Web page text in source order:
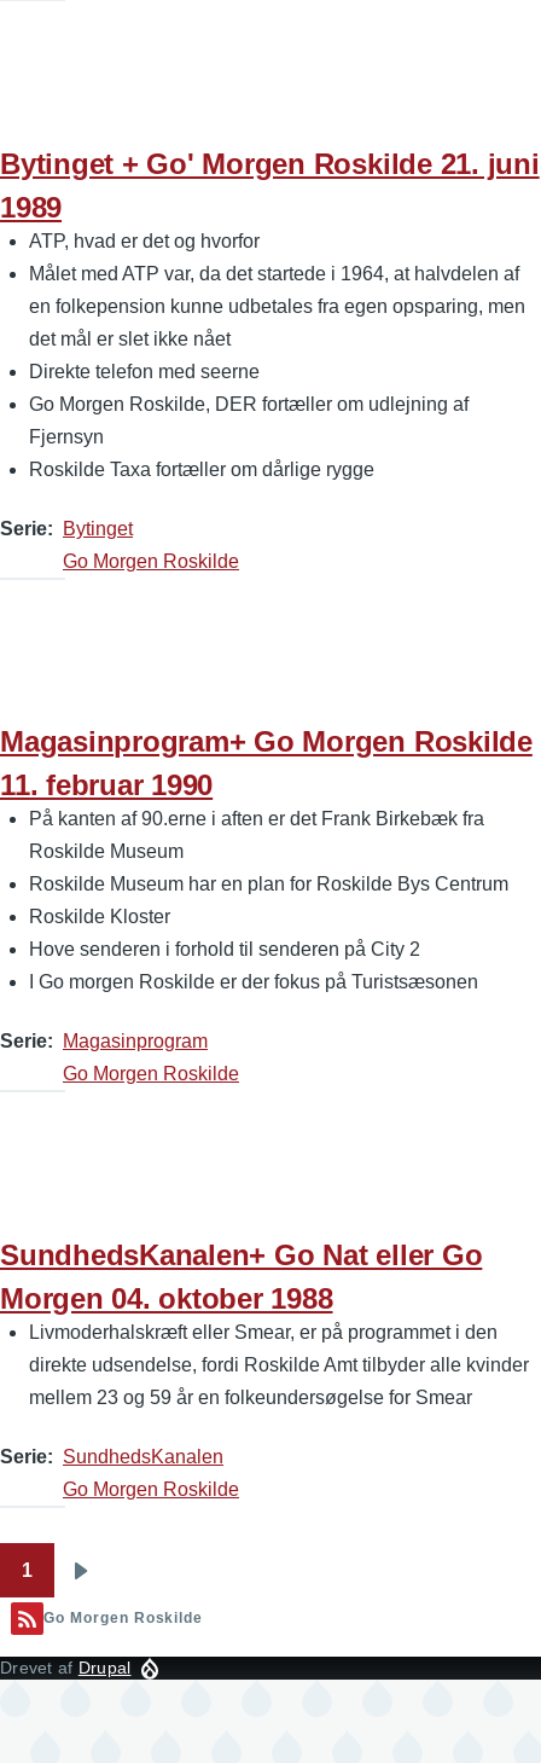
Bytinget + Go' Morgen Roskilde 21. juni
1989
ATP, hvad er det og hvorfor
Målet med ATP var, da det startede i 1964, at halvdelen af
en folkepension kunne udbetales fra egen opsparing, men
det mål er slet ikke nået
Direkte telefon med seerne
Go Morgen Roskilde, DER fortæller om udlejning af
Fjernsyn
Roskilde Taxa fortæller om dårlige rygge
Serie
Bytinget
Go Morgen Roskilde
Magasinprogram+ Go Morgen Roskilde
11. februar 1990
På kanten af 90.erne i aften er det Frank Birkebæk fra
Roskilde Museum
Roskilde Museum har en plan for Roskilde Bys Centrum
Roskilde Kloster
Hove senderen i forhold til senderen på City 2
I Go morgen Roskilde er der fokus på Turistsæsonen
Serie
Magasinprogram
Go Morgen Roskilde
SundhedsKanalen+ Go Nat eller Go
Morgen 04. oktober 1988
Livmoderhalskræft eller Smear, er på programmet i den
direkte udsendelse, fordi Roskilde Amt tilbyder alle kvinder
mellem 23 og 59 år en folkeundersøgelse for Smear
Serie
SundhedsKanalen
Go Morgen Roskilde
1
side
Go Morgen Roskilde
Drevet af Drupal